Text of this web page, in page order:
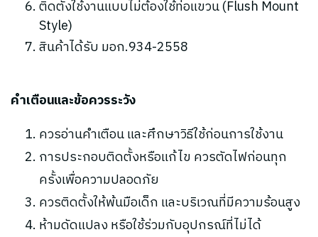
ติดตั้งใช้งานแบบไม่ต้องใช้ท่อแขวน (Flush Mount
Style)
สินค้าได้รับ มอก.934-2558
คำเตือนและข้อควรระวัง
ควรอ่านคำเตือน และศึกษาวิธีใช้ก่อนการใช้งาน
การประกอบติดตั้งหรือแก้ไข ควรตัดไฟก่อนทุก
ครั้งเพื่อความปลอดภัย
ควรติดตั้งให้พ้นมือเด็ก และบริเวณที่มีความร้อนสูง
ห้ามดัดแปลง หรือใช้ร่วมกับอุปกรณ์ที่ไม่ได้